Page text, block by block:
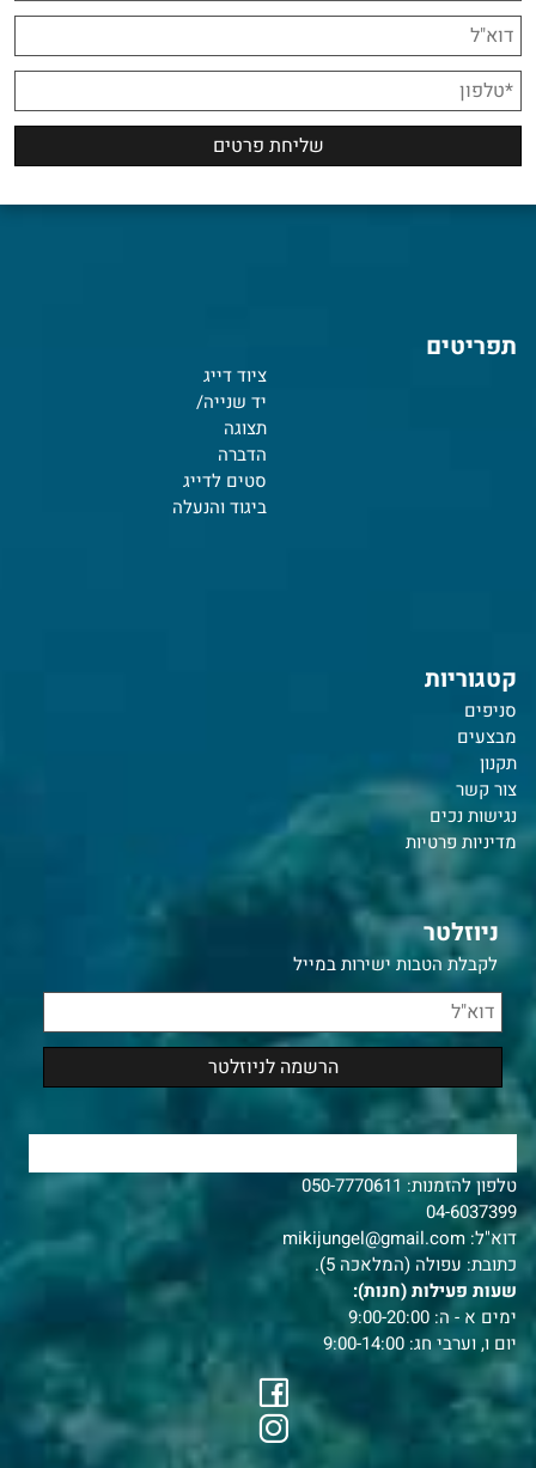
תפריטים
ציוד דייג
יד שנייה/
תצוגה
הדברה
סטים לדייג
ביגוד והנעלה
קטגוריות
סניפים
מבצעים
תקנון
צור קשר
נגישות נכים
מדיניות פרטיות
ניוזלטר
לקבלת הטבות ישירות במייל
טלפון להזמנות:050-7770611
04-6037399
דוא"ל: mikijungel@gmail.com
כתובת: עפולה (המלאכה 5).
שעות פעילות (חנות):
ימים א - ה: 9:00-20:00
יום ו, וערבי חג: 9:00-14:00